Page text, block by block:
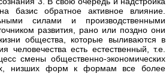
базис обратное активное влияние.
силами и производственными
развития, рано или поздно они
общества, которые выливаются в
есть естественный, т.е.
смены общественно-экономических
низших форм к формам все более